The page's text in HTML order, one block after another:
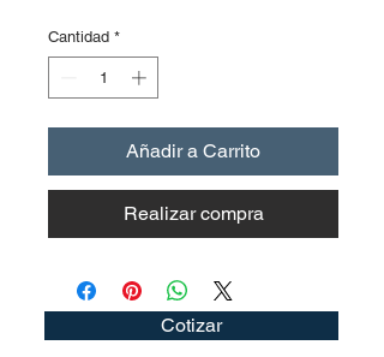
Cantidad *
Añadir a Carrito
Realizar compra
Cotizar